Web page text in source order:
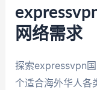
网络需求
探索expressvpn
个适合海外华人各